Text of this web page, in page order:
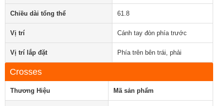
Chiều dài tổng thể 61.8
Vị trí Cánh tay đòn phía trước
Vị trí lắp đặt Phía trên bên trái, phải
Crosses
Thương Hiệu Mã sản phẩm